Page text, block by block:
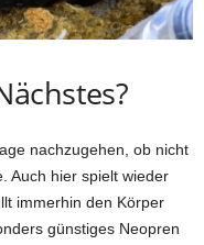
nachzugehen, ob nicht
Auch hier spielt wieder
immerhin den Körper
günstiges Neopren